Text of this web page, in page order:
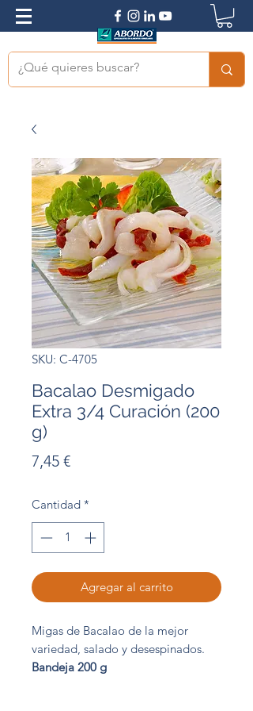
SKU: C-4705
Bacalao Desmigado
Extra 3/4 Curación (200
g)
7,45 €Precio
Cantidad *
Agregar al carrito
Migas de Bacalao de la mejor
variedad, salado y desespinados.
Bandeja 200 g